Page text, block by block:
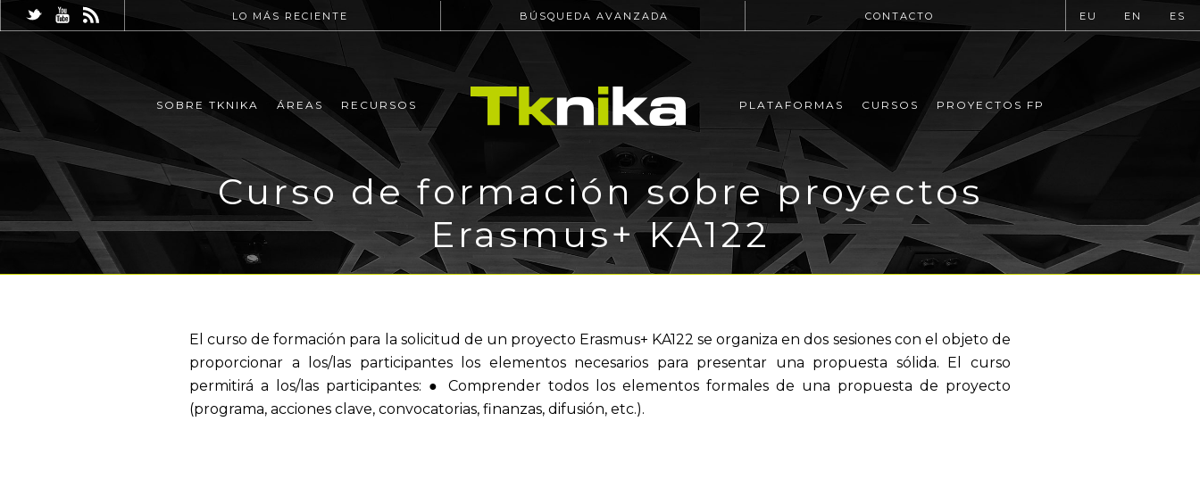
LO MÁS RECIENTE BÚSQUEDA AVANZADA CONTACTO EU EN ES
SOBRE TKNIKA ÁREAS RECURSOS PLATAFORMAS CURSOS PROYECTOS FP
Curso de formación sobre proyectos
Erasmus+ KA122
El curso de formación para la solicitud de un proyecto Erasmus+ KA122 se organiza en dos sesiones con el objeto de
proporcionar a los/las participantes los elementos necesarios para presentar una propuesta sólida. El curso
permitirá a los/las participantes: ● Comprender todos los elementos formales de una propuesta de proyecto
(programa, acciones clave, convocatorias, finanzas, difusión, etc.).